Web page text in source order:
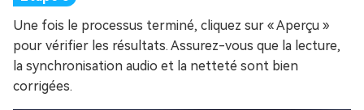
Une fois le processus terminé, cliquez sur « Aperçu »
pour vérifier les résultats. Assurez-vous que la lecture,
la synchronisation audio et la netteté sont bien
corrigées.